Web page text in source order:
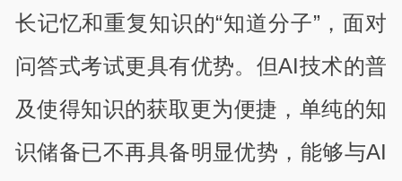
长记忆和重复知识的“知道分子”，面对
问答式考试更具有优势。但AI技术的普
及使得知识的获取更为便捷，单纯的知
识储备已不再具备明显优势，能够与AI